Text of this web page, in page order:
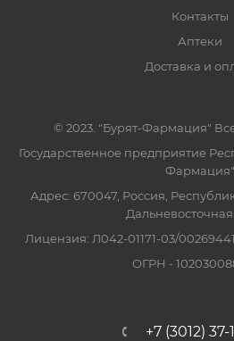
Контакты
Аптеки
Доставка и
© 2023. "Бурят-Фармация"
Государственное предприятие
Фармация"
Адрес: 670047, Россия,
Дальневосточная
Лицензия: Л042-01171-03/
ОГРН -
+7 (3012) 37-